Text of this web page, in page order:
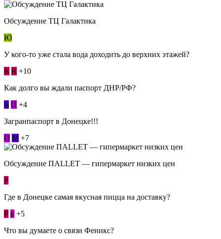
Обсуждение ТЦ Галактика
Ю
У кого-то уже стала вода доходить до верхних этажей?
R R +10
Как долго вы ждали паспорт ДНР/РФ?
м О +4
Загранпаспорт в Донецке!!!
О М +7
Обсуждение ПАLLЕТ — гипермаркет низких цен
Р
Где в Донецке самая вкусная пицца на доставку?
Р p +5
Что вы думаете о связи Феникс?